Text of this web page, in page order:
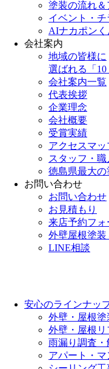
塗装の流れ
イベント・チ
AIナカポン
会社案内
地域の皆様に
選ばれる「
会社案内一覧
代表挨拶
企業理念
会社概要
受賞実績
アクセスマッ
スタッフ・職
徳島県最大の
お問い合わせ
お問い合わせ
お見積もり
来店予約フォ
外壁屋根塗装
LINE相談
安心のラインナッ
外壁・屋根塗
外壁・屋根リ
雨漏り調査・
アパート・